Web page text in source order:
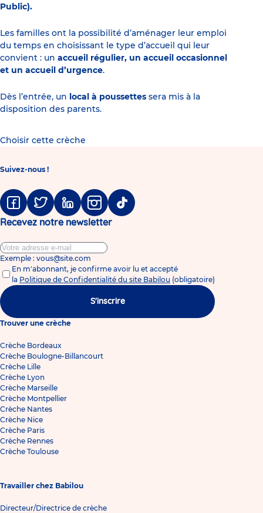
Public).
Les familles ont la possibilité d’aménager leur emploi
du temps en choisissant le type d’accueil qui leur
convient : un accueil régulier, un accueil occasionnel
et un accueil d’urgence.
Dès l’entrée, un local à poussettes sera mis à la
disposition des parents.
Choisir cette crèche
Suivez-nous !
FacebookTwitter LinkedinInstagramTiktok
Recevez notre newsletter
Exemple : vous@site.com
En m'abonnant, je confirme avoir lu et accepté
la Politique de Confidentialité du site Babilou (obligatoire)
S'inscrire
Trouver une crèche
Crèche Bordeaux
Crèche Boulogne-Billancourt
Crèche Lille
Crèche Lyon
Crèche Marseille
Crèche Montpellier
Crèche Nantes
Crèche Nice
Crèche Paris
Crèche Rennes
Crèche Toulouse
Travailler chez Babilou
Directeur/Directrice de crèche